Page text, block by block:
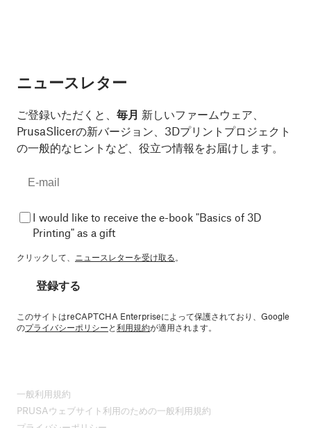
ニュースレター
ご登録いただくと、 毎月 新しいファームウェア、
PrusaSlicerの新バージョン、3Dプリントプロジェクト
の一般的なヒントなど、役立つ情報をお届けします。
I would like to receive the e-book "Basics of 3D
Printing" as a gift
クリックして、 ニュースレターを受け取る。
登録する
このサイトはreCAPTCHA Enterpriseによって保護されており、Google
のプライバシーポリシーと利用規約が適用されます。
一般利用規約
PRUSAウェブサイト利用のための一般利用規約